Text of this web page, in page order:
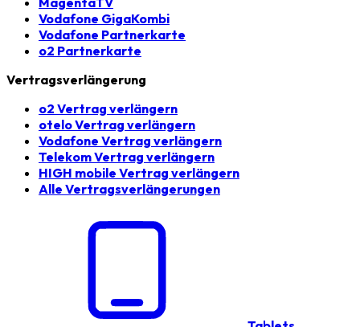
Vodafone GigaKombi
Vodafone Partnerkarte
o2 Partnerkarte
Vertragsverlängerung
o2 Vertrag verlängern
otelo Vertrag verlängern
Vodafone Vertrag verlängern
Telekom Vertrag verlängern
HIGH mobile Vertrag verlängern
Alle Vertragsverlängerungen